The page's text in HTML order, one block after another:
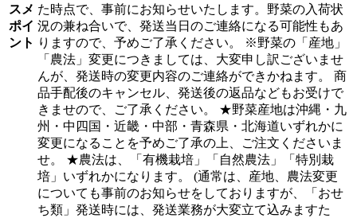
スメ
ポイ
ント
た時点で、事前にお知らせいたします。野菜の入荷状
況の兼ね合いで、発送当日のご連絡になる可能性もあ
りますので、予めご了承ください。 ※野菜の「産地」
「農法」変更につきましては、大変申し訳ございませ
んが、発送時の変更内容のご連絡ができかねます。 商
品手配後のキャンセル、発送後の返品などもお受けで
きませので、ご了承ください。 ★野菜産地は沖縄・九
州・中四国・近畿・中部・青森県・北海道いずれかに
変更になることを予めご了承の上、ご注文くださいま
せ。 ★農法は、「有機栽培」「自然農法」「特別栽
培」いずれかになります。 (通常は、産地、農法変更
についても事前のお知らせをしておりますが、「おせ
ち類」発送時には、発送業務が大変立て込みますた